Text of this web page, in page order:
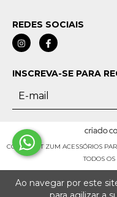
Ao navegar por este
REDES SOCIAIS
INSCREVA-SE PARA
COPYRIGHT ZUM ACESSÓRIOS
TODOS OS